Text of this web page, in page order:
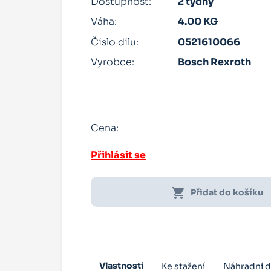
Váha:
4.00 KG
Číslo dílu:
0521610066
Vyrobce:
Bosch Rexroth
Cena:
Přihlásit se
shopping_cart Přidat do košíku
Vlastnosti Ke stažení Náhradní